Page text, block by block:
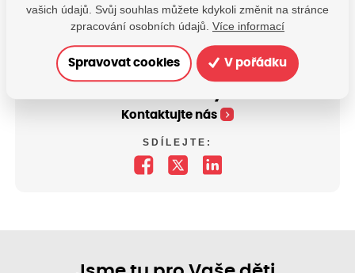
Kontaktujte nás
SDÍLEJTE:
vašich údajů. Svůj souhlas můžete kdykoli změnit na stránce
zpracování osobních údajů. Více informací
Spravovat cookies V pořádku